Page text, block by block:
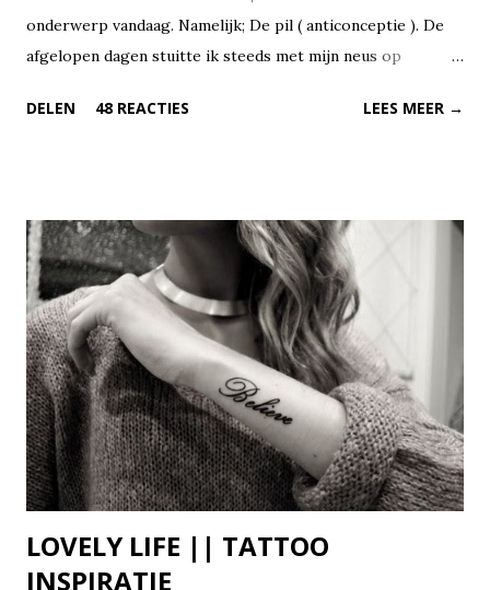
onderwerp vandaag. Namelijk; De pil ( anticonceptie ). De
afgelopen dagen stuitte ik steeds met mijn neus op
het tikken ben, heb ik de Facebook post die ik zojuist heb
DELEN 48 REACTIES LEES MEER →
LOVELY LIFE || TATTOO
INSPIRATIE